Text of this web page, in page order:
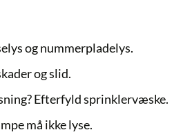
og nummerpladelys.
og slid.
Efterfyld sprinklervæske.
må ikke lyse.